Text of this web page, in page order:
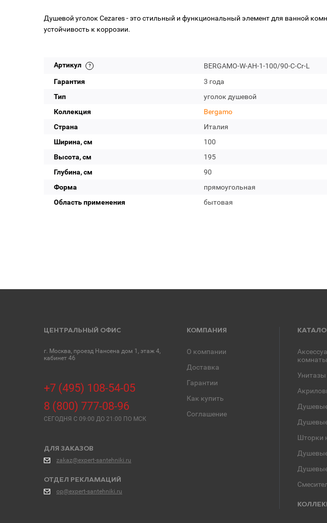
Душевой уголок Cezares - это стильный и функциональный элемент для ванной
устойчивость к коррозии.
Артикул
BERGAMO-W-AH-1-100/90-C-Cr-L
Гарантия
3 года
Тип
уголок душевой
Коллекция
Bergamo
Страна
Италия
Ширина, см
100
Высота, см
195
Глубина, см
90
Форма
прямоугольная
Область применения
бытовая
ЦЕНТРАЛЬНЫЙ ОФИС
г. Москва, проезд Нансена дом 1, этаж 4,
кабинет 46
+7 (495) 108-54-05
8 (800) 777-08-96
СЕГОДНЯ C 09:00 ДО 21:00 ПО МСК
ДЛЯ ЗАКАЗОВ
zakaz@expert-santehniki.ru
ОТДЕЛ РЕКЛАМАЦИЙ
op@expert-santehniki.ru
КОМПАНИЯ
О компании
Доставка
Гарантии
Как купить
Соглашение
комнаты
Унитазы
Шторки